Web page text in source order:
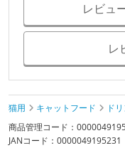
レビュ
レ
猫用 キャットフード
ド
商品管理コード：
JANコード：0000049195231